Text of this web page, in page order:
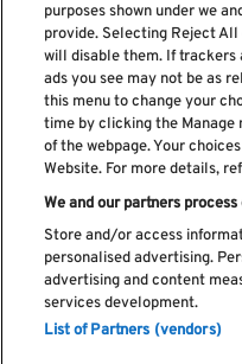
Suscríbase
He leído y
Libro de
purposes shown under we
provide. Selecting Reject
will disable them. If trackers
ads you see may not be as
this menu to change your
time by clicking the
of the webpage. Your
Website. For more details,
We and our partners
Store and/or access
personalised advertising.
advertising and content
services development.
List of Partners (vendors)